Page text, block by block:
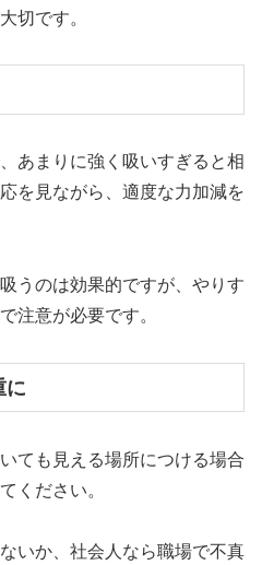
切です。
あまりに強く吸いすぎると相
を見ながら、適度な力加減を
うのは効果的ですが、やりす
注意が必要です。
に
ても見える場所につける場合
ください。
いか、社会人なら職場で不真